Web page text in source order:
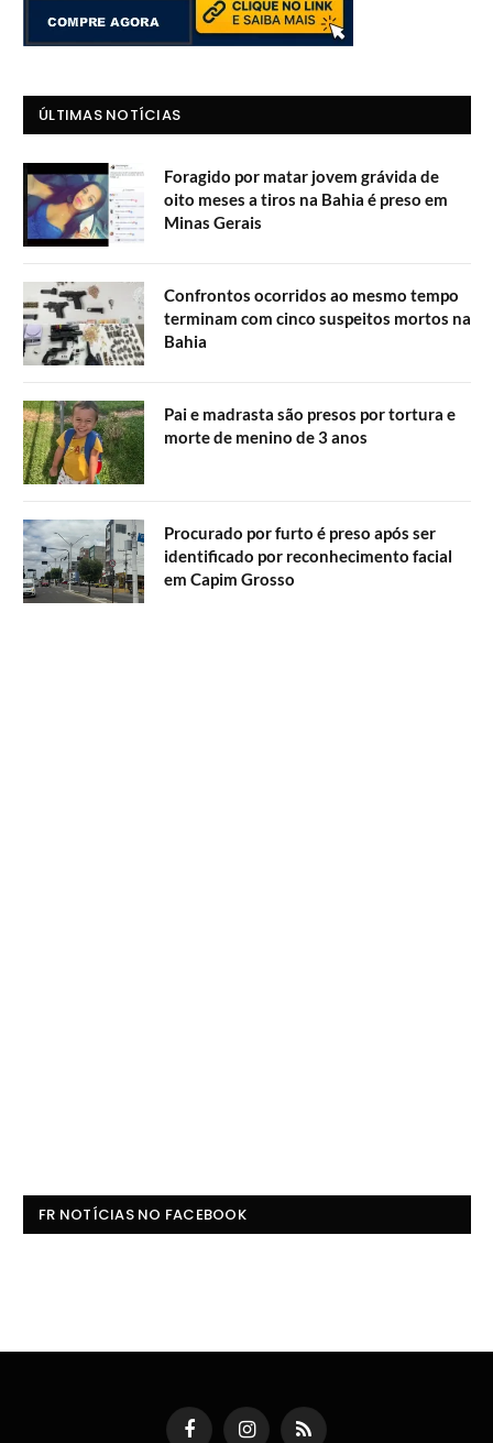
ÚLTIMAS NOTÍCIAS
Foragido por matar jovem grávida de
oito meses a tiros na Bahia é preso em
Minas Gerais
Confrontos ocorridos ao mesmo tempo
terminam com cinco suspeitos mortos na
Bahia
Pai e madrasta são presos por tortura e
morte de menino de 3 anos
Procurado por furto é preso após ser
identificado por reconhecimento facial
em Capim Grosso
FR NOTÍCIAS NO FACEBOOK
FacebookInstagramRSS